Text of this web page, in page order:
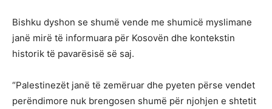
Bishku dyshon se shumë vende me shumicë myslimane
janë mirë të informuara për Kosovën dhe kontekstin
historik të pavarësisë së saj.
“Palestinezët janë të zemëruar dhe pyeten përse vendet
perëndimore nuk brengosen shumë për njohjen e shtetit